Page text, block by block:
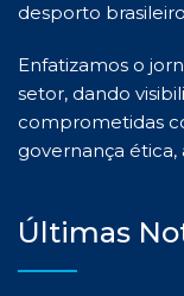
desporto
Enfatizamos o
setor, dando
comprometidas
governança
Últimas